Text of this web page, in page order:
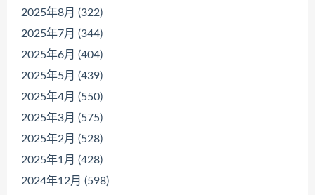
2025年8月 (322)
2025年7月 (344)
2025年6月 (404)
2025年5月 (439)
2025年4月 (550)
2025年3月 (575)
2025年2月 (528)
2025年1月 (428)
2024年12月 (598)